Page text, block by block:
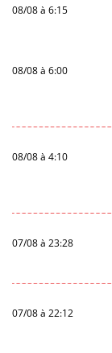
08/08 à 6:15
08/08 à 6:00
08/08 à 4:10
07/08 à 23:28
07/08 à 22:12